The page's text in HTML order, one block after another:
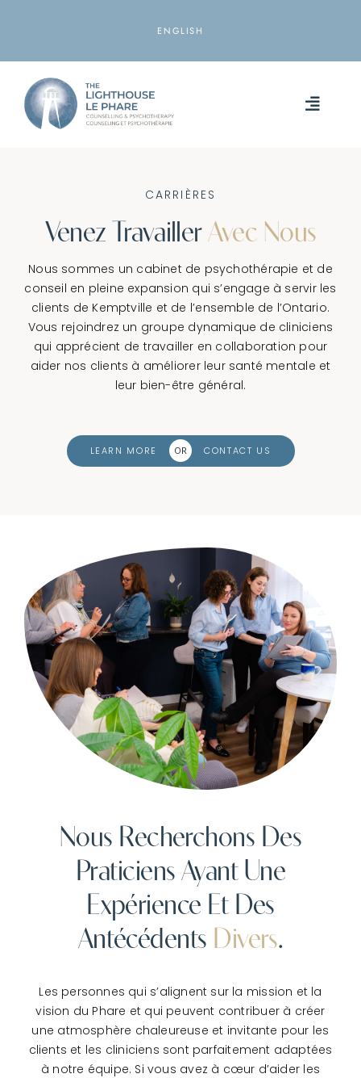
ENGLISH
Toggle
RESOURCES
LOCATIONS
CARRIÈRES
Venez TravaillerAvec Nous
Nous sommes un cabinet de psychothérapie et de
conseil en pleine expansion qui s’engage à servir les
clients de Kemptville et de l’ensemble de l’Ontario.
Vous rejoindrez un groupe dynamique de cliniciens
qui apprécient de travailler en collaboration pour
aider nos clients à améliorer leur santé mentale et
leur bien-être général.
LEARN MORE OR CONTACT US
Nous Recherchons Des
Praticiens Ayant Une
Expérience Et Des
Antécédents Divers.
Les personnes qui s’alignent sur la mission et la
vision du Phare et qui peuvent contribuer à créer
une atmosphère chaleureuse et invitante pour les
clients et les cliniciens sont parfaitement adaptées
à notre équipe. Si vous avez à cœur d’aider les